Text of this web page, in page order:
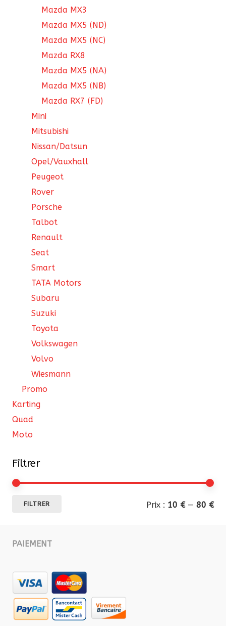
Mazda MX3
Mazda MX5 (ND)
Mazda MX5 (NC)
Mazda RX8
Mazda MX5 (NA)
Mazda MX5 (NB)
Mazda RX7 (FD)
Mini
Mitsubishi
Nissan/Datsun
Opel/Vauxhall
Peugeot
Rover
Porsche
Talbot
Renault
Seat
Smart
TATA Motors
Subaru
Suzuki
Toyota
Volkswagen
Volvo
Wiesmann
Promo
Karting
Quad
Moto
Filtrer
FILTRER Prix : 10 €— 80 €
PAIEMENT